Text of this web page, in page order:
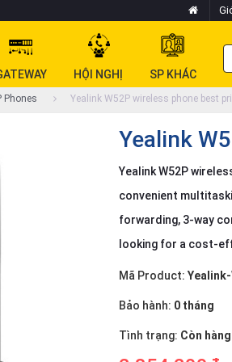
HỘI NGHỊ SP KHÁC
Phones Yealink W52P wireless phone best
Yealink
Yealink W52P
convenient
forwarding, 3-way
looking for a cost-
Mã Product: Yealink-
Bảo hành: 0 tháng
Tình trạng: Còn hàng